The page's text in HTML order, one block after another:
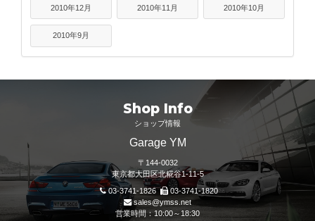
2010年12月 2010年11月 2010年10月
2010年9月
Shop Info
ショップ情報
Garage YM
〒144-0032
東京都大田区北糀谷1-11-5
03-3741-1826
03-3741-1820
sales@ymss.net
営業時間：10:00～18:30